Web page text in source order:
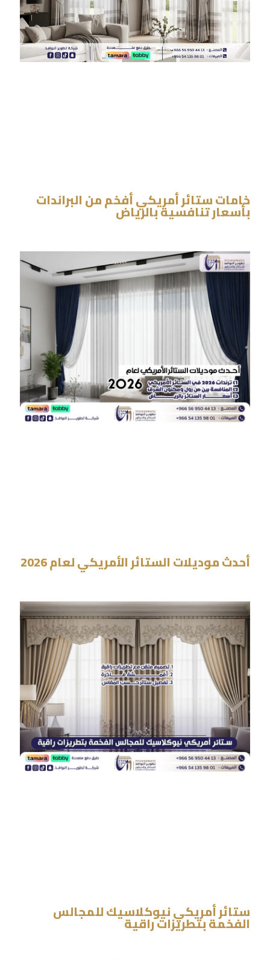
خامات ستائر أمريكي أفخم من البراندات
بأسعار تنافسية بالرياض
أحدث موديلات الستائر الأمريكي لعام 2026
ستائر أمريكي نيوكلاسيك للمجالس
الفخمة بتطريزات راقية